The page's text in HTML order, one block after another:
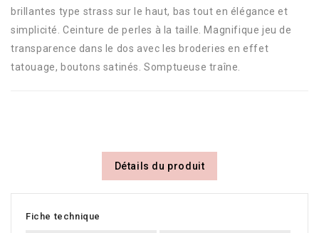
brillantes type strass sur le haut, bas tout en élégance et
simplicité. Ceinture de perles à la taille. Magnifique jeu de
transparence dans le dos avec les broderies en effet
tatouage, boutons satinés. Somptueuse traîne.
Détails du produit
Fiche technique